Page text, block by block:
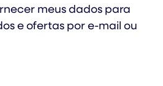
meus dados para
e ofertas por e-mail ou